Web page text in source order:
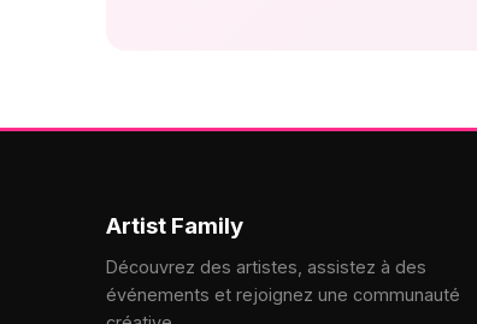
Artist Family
Découvrez des artistes, assistez à des
événements et rejoignez une communauté